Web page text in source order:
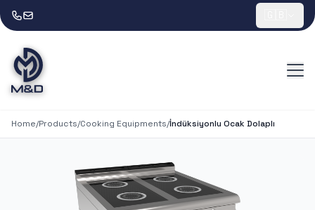
Home/Products/Cooking Equipments/İndüksiyonlu Ocak Dolaplı